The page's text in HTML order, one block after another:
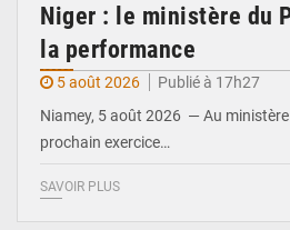
Niger : le ministère du
la performance
5 août 2026
Publié à 17h27
Niamey, 5 août 2026 — Au
prochain exercice…
SAVOIR PLUS